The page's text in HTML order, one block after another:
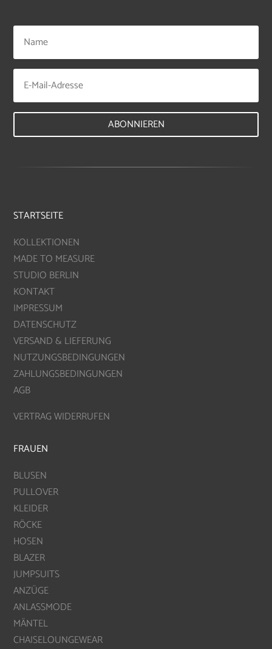
ABONNIEREN
STARTSEITE
KOLLEKTIONEN
MADE TO MEASURE
STUDIO BERLIN
KONTAKT
IMPRESSUM
DATENSCHUTZ
VERSAND & LIEFERUNG
NUTZUNGSBEDINGUNGEN
ZAHLUNGSBEDINGUNGEN
AGB
VERTRAG WIDERRUFEN
FRAUEN
BLUSEN
PULLOVER
KLEIDER
RÖCKE
HOSEN
BLAZER
JUMPSUITS
ANZÜGE
ANLASSMODE
MÄNTEL
CHAISELOUNGEWEAR